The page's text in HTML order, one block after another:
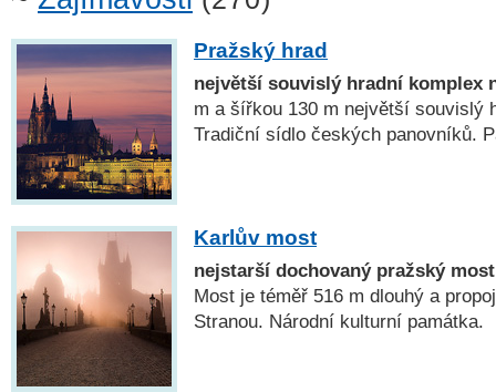
Pražský hrad
největší souvislý hradní komplex
m a šířkou 130 m největší souvislý
Tradiční sídlo českých panovníků.
Karlův most
nejstarší dochovaný pražský
Most je téměř 516 m dlouhý a
Stranou. Národní kulturní památka.